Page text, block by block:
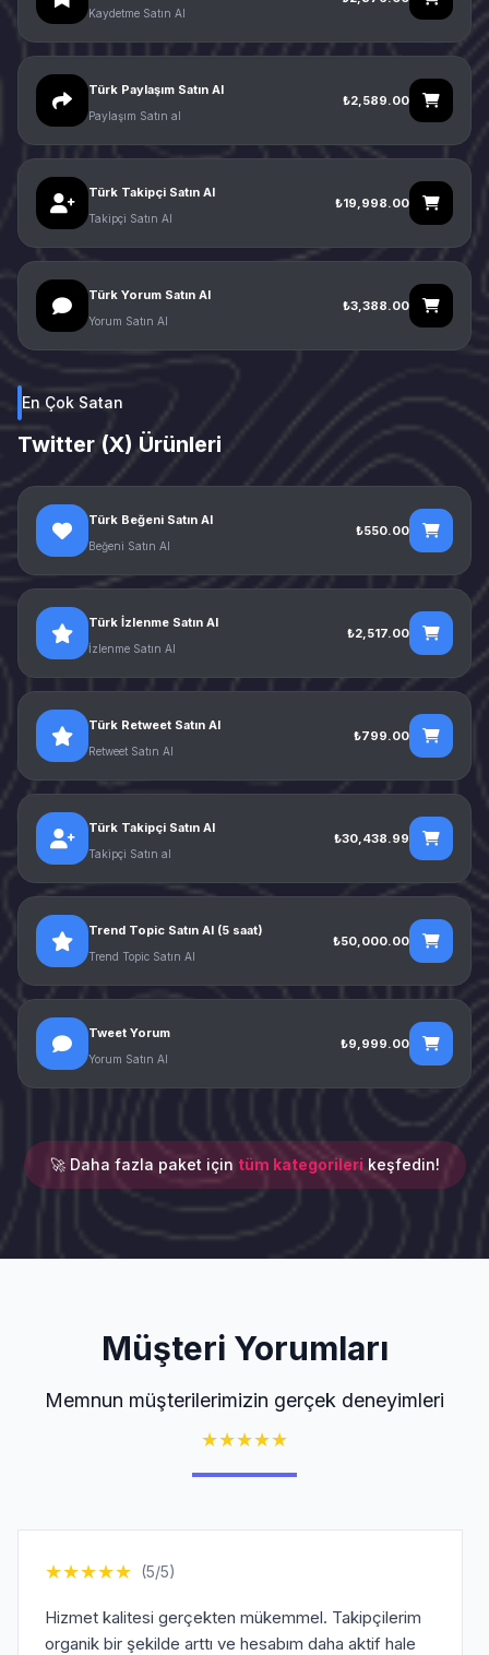
Kaydetme Satın Al
Türk Paylaşım Satın Al
Paylaşım Satın al
₺2,589.00
Türk Takipçi Satın Al
Takipçi Satın Al
₺19,998.00
Türk Yorum Satın Al
Yorum Satın Al
₺3,388.00
En Çok Satan
Twitter (X) Ürünleri
Türk Beğeni Satın Al
Beğeni Satın Al
₺550.00
Türk İzlenme Satın Al
İzlenme Satın Al
₺2,517.00
Türk Retweet Satın Al
Retweet Satın Al
₺799.00
Türk Takipçi Satın Al
Takipçi Satın al
₺30,438.99
Trend Topic Satın Al (5 saat)
Trend Topic Satın Al
₺50,000.00
Tweet Yorum
Yorum Satın Al
₺9,999.00
🚀 Daha fazla paket için tüm kategorilerikeşfedin!
Müşteri Yorumları
Memnun müşterilerimizin gerçek deneyimleri
★★★★★
★★★★★ (5/5)
Hizmet kalitesi gerçekten mükemmel. Takipçilerim
organik bir şekilde arttı ve hesabım daha aktif hale